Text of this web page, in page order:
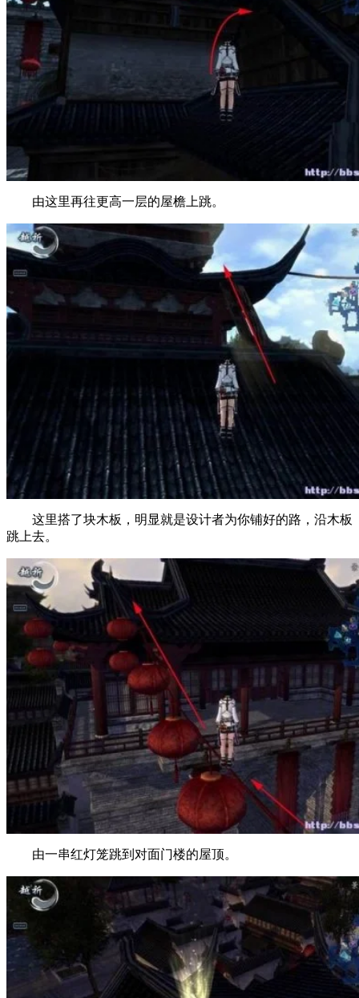
由这里再往更高一层的屋檐上跳。
这里搭了块木板，明显就是设计者为你铺好的路，沿木板
跳上去。
由一串红灯笼跳到对面门楼的屋顶。